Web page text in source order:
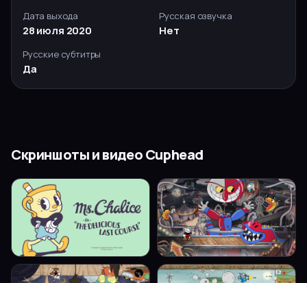
Дата выхода
28 июля 2020
Русская озвучка
Нет
Русские субтитры
Да
Скриншоты и видеоCuphead